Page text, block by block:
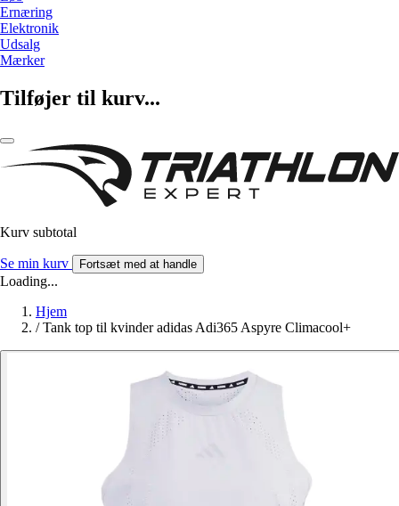
Ernæring
Elektronik
Udsalg
Mærker
Tilføjer til kurv...
Kurv subtotal
Se min kurv Fortsæt med at handle
Loading...
Hjem
/ Tank top til kvinder adidas Adi365 Aspyre Climacool+